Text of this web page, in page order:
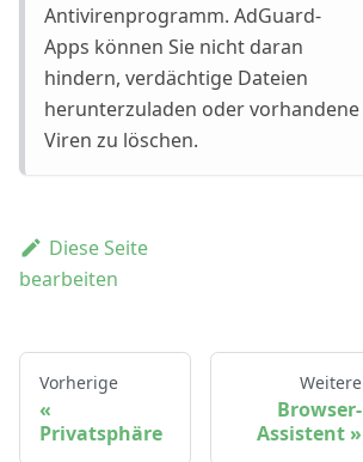
Antivirenprogramm. AdGuard-
Apps können Sie nicht daran
hindern, verdächtige Dateien
herunterzuladen oder vorhandene
Viren zu löschen.
Diese Seite
bearbeiten
Vorherige
Privatsphäre
Weitere
Browser-
Assistent